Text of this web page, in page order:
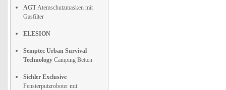
AGTAtemschutzmasken mit
Gasfilter
ELESION
Semptec Urban Survival
Technology Camping Betten
Sichler Exclusive
Fensterputzroboter mit